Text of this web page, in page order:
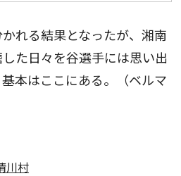
れる結果となったが、湘南
た日々を谷選手には思い出
本はここにある。（ベルマ
川村